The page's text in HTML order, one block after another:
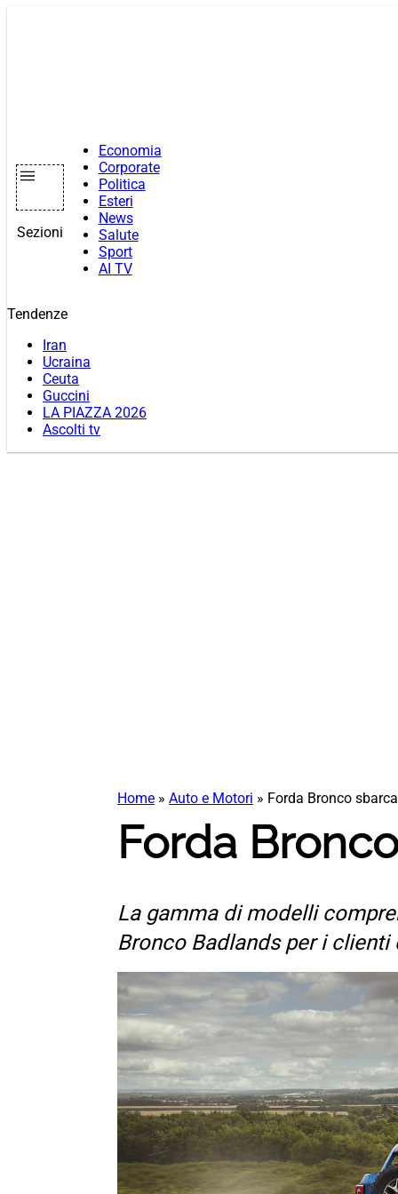
Sezioni
Economia
Corporate
Politica
Esteri
News
Salute
Sport
AI TV
Tendenze
Iran
Ucraina
Ceuta
Guccini
LA PIAZZA 2026
Ascolti tv
Home » Auto e Motori » Forda Bronco
Forda
La gamma di modelli
Bronco Badlands per i